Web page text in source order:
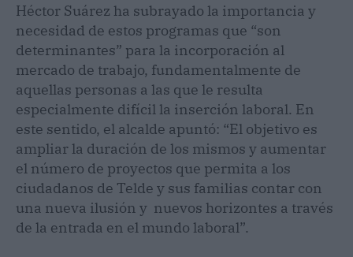
Héctor Suárez ha subrayado la importancia y
necesidad de estos programas que “son
determinantes” para la incorporación al
mercado de trabajo, fundamentalmente de
aquellas personas a las que le resulta
especialmente difícil la inserción laboral. En
este sentido, el alcalde apuntó: “El objetivo es
ampliar la duración de los mismos y aumentar
el número de proyectos que permita a los
ciudadanos de Telde y sus familias contar con
una nueva ilusión y nuevos horizontes a través
de la entrada en el mundo laboral”.